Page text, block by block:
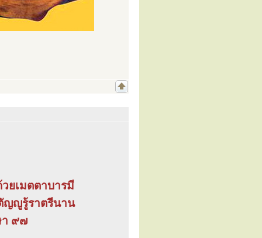
ยเมตตาบารมี
ญญูรู้ราตรีนาน
า ๙๗